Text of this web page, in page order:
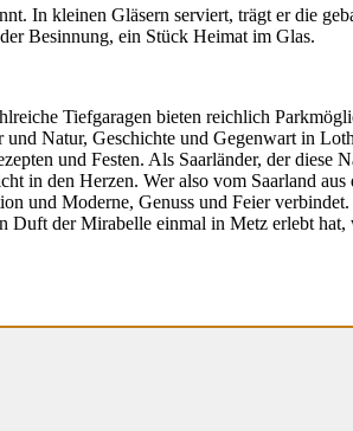
In kleinen Gläsern serviert, trägt er die
Besinnung, ein Stück Heimat im Glas.
Tiefgaragen bieten reichlich
Natur, Geschichte und Gegenwart in
und Festen. Als Saarländer, der
in den Herzen. Wer also vom Saarland
und Moderne, Genuss und Feier
der Mirabelle einmal in Metz erlebt hat,